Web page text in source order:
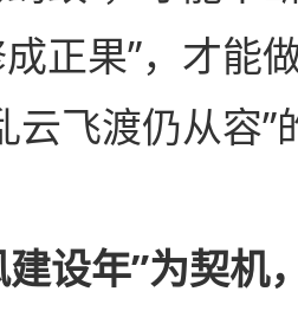
正果”，才能
云飞渡仍从容
建设年”为契机